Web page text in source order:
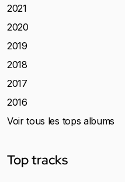
2021
2020
2019
2018
2017
2016
Voir tous les tops albums
Top tracks